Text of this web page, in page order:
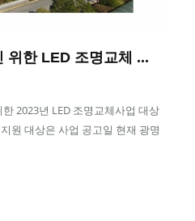
위한 LED 조명교체 ...
2023년 LED 조명교체사업 대상
원 대상은 사업 공고일 현재 광명